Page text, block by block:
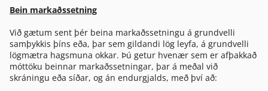
Bein markaðssetning
Við gætum sent þér beina markaðssetningu á grundvelli
samþykkis þíns eða, þar sem gildandi lög leyfa, á grundvelli
lögmætra hagsmuna okkar. Þú getur hvenær sem er afþakkað
móttöku beinnar markaðssetningar, þar á meðal við
skráningu eða síðar, og án endurgjalds, með því að: